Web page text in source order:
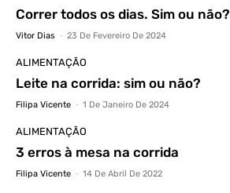
Correr todos os dias. Sim ou não?
Vitor Dias - 23 De Fevereiro De 2024
ALIMENTAÇÃO
Leite na corrida: sim ou não?
Filipa Vicente - 1 De Janeiro De 2024
ALIMENTAÇÃO
3 erros à mesa na corrida
Filipa Vicente - 14 De Abril De 2022